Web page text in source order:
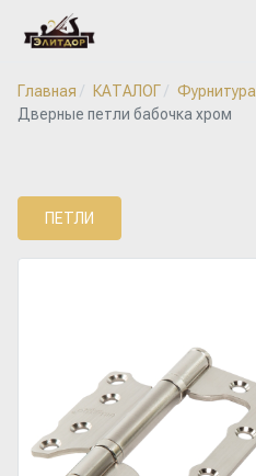
Главная КАТАЛОГ Фурнитура
Дверные петли бабочка хром
ПЕТЛИ